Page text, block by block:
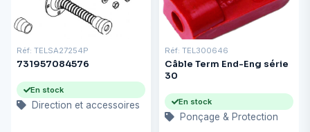
Réf: TELSA27254P
731957084576
En stock
Direction et accessoires
Réf: TEL300646
Câble Term End-Eng série
30
En stock
Ponçage & Protection